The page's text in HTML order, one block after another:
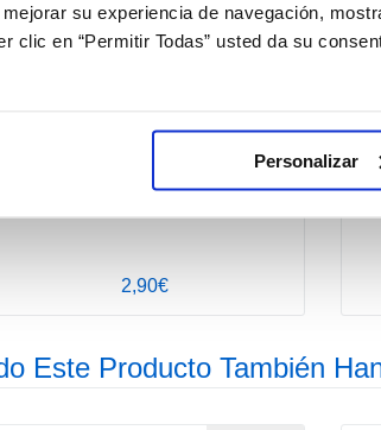
su experiencia de navegación,
clic en “Permitir Todas” usted da su
Personalizar
2,90€
Este Producto También